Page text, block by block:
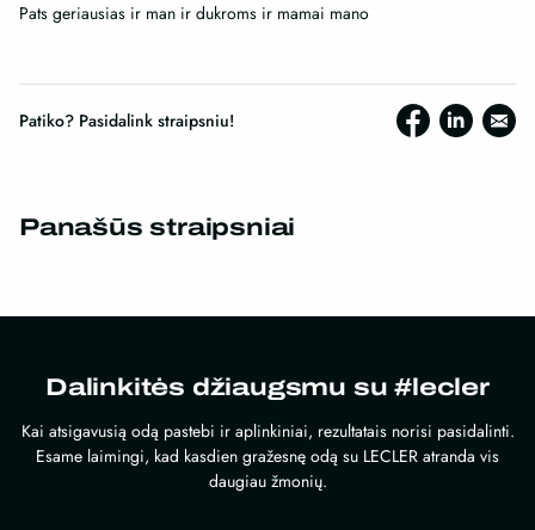
Pats geriausias ir man ir dukroms ir mamai mano
Patiko? Pasidalink straipsniu!
Panašūs straipsniai
Dalinkitės džiaugsmu su #lecler
Kai atsigavusią odą pastebi ir aplinkiniai, rezultatais norisi pasidalinti.
Esame laimingi, kad kasdien gražesnę odą su LECLER atranda vis
daugiau žmonių.